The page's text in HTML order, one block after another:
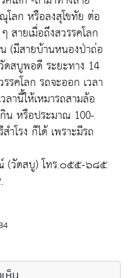
ลก หรือลงสุโขทัย ต่อ
สายเมื่อถึงสวรรคโลก
(มีสายบ้านหนองป่าถ่อ
สบูพอดี ระยะทาง 14
รคโลก รถจะออก เวลา
านี้ให้เหมารถสามล้อ
กิน หรือประมาณ 100-
โรง ก็ได้ เพราะมีรถ
(วัดสบู) โทร.๐๕๕-๖๘๕
ห็น